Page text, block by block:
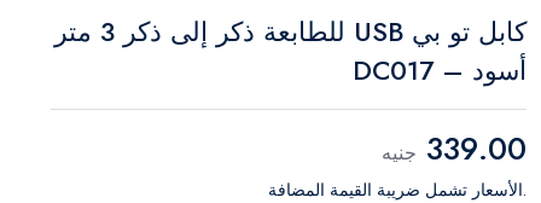
كابل تو بي USB للطابعة ذكر إلى ذكر 3 متر
أسود – DC017
339.00 جنيه
.الأسعار تشمل ضريبة القيمة المضافة